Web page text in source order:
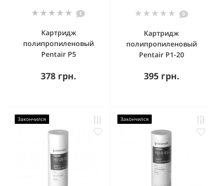
1
Картридж
полипропиленовый
Pentair P5
378 грн.
0
Картридж
полипропиленовый
Pentair P1-20
395 грн.
Закончился Закончился